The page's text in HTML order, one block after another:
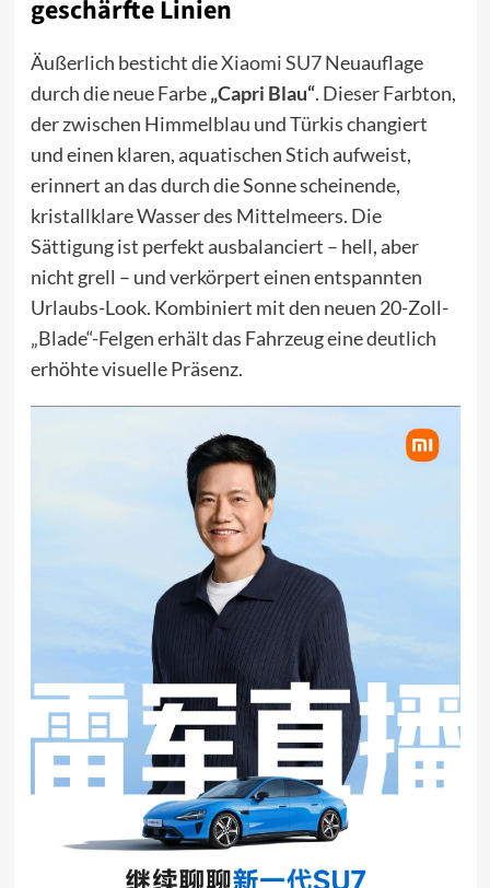
geschärfte Linien
Äußerlich besticht dieXiaomi SU7Neuauflage
durch die neue Farbe„Capri Blau“. Dieser Farbton,
der zwischen Himmelblau und Türkis changiert
und einen klaren, aquatischen Stich aufweist,
erinnert an das durch die Sonne scheinende,
kristallklare Wasser des Mittelmeers. Die
Sättigung ist perfekt ausbalanciert – hell, aber
nicht grell – und verkörpert einen entspannten
Urlaubs-Look. Kombiniert mit den neuen 20-Zoll-
„Blade“-Felgen erhält das Fahrzeug eine deutlich
erhöhte visuelle Präsenz.